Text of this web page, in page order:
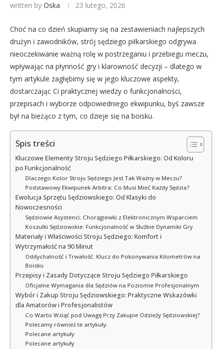
written by Oska 23 lutego, 2026
Choć na co dzień skupiamy się na zestawieniach najlepszych
drużyn i zawodników, strój sędziego piłkarskiego odgrywa
nieoczekiwanie ważną rolę w postrzeganiu i przebiegu meczu,
wpływając na płynność gry i klarowność decyzji – dlatego w
tym artykule zagłębimy się w jego kluczowe aspekty,
dostarczając Ci praktycznej wiedzy o funkcjonalności,
przepisach i wyborze odpowiedniego ekwipunku, byś zawsze
był na bieżąco z tym, co dzieje się na boisku.
Spis treści
Kluczowe Elementy Stroju Sędziego Piłkarskiego: Od Koloru
po Funkcjonalność
Dlaczego Kolor Stroju Sędziego Jest Tak Ważny w Meczu?
Podstawowy Ekwipunek Arbitra: Co Musi Mieć Każdy Sędzia?
Ewolucja Sprzętu Sędziowskiego: Od Klasyki do
Nowoczesności
Sędziowie Asystenci: Chorągiewki z Elektronicznym Wsparciem
Koszulki Sędziowskie: Funkcjonalność w Służbie Dynamiki Gry
Materiały i Właściwości Stroju Sędziego: Komfort i
Wytrzymałość na 90 Minut
Oddychalność i Trwałość: Klucz do Pokonywania Kilometrów na
Boisku
Przepisy i Zasady Dotyczące Stroju Sędziego Piłkarskiego
Oficjalne Wymagania dla Sędziów na Poziomie Profesjonalnym
Wybór i Zakup Stroju Sędziowskiego: Praktyczne Wskazówki
dla Amatorów i Profesjonalistów
Co Warto Wziąć pod Uwagę Przy Zakupie Odzieży Sędziowskiej?
Polecamy również te artykuły:
Polecane artykuły
Polecane artykuły